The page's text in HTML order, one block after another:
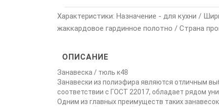
Характеристики: Назначение - для кухни /
жаккардовое гардинное полотно / Страна
ОПИСАНИЕ
Занавеска / тюль к48
Занавески из полиэфира являются отличным
соответствии с ГОСТ 22017, обладает рядом
Одним из главных преимуществ таких